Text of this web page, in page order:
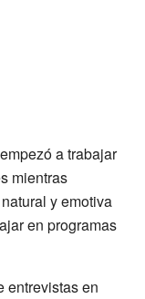
a trabajar
mientras
y emotiva
en programas
entrevistas en